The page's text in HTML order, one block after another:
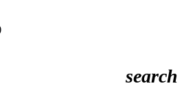
search